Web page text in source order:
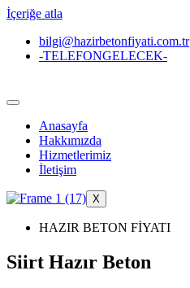
İçeriğe atla
bilgi@hazirbetonfiyati.com.tr
-TELEFONGELECEK-
Anasayfa
Hakkımızda
Hizmetlerimiz
İletişim
X
HAZIR BETON FİYATI
Siirt Hazır Beton